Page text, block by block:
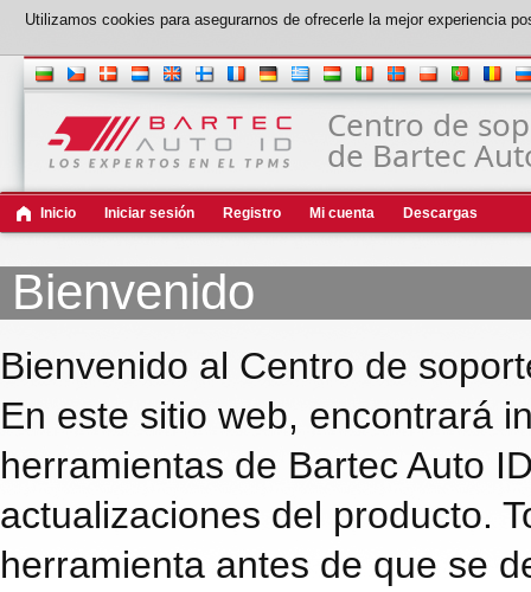
Utilizamos cookies para asegurarnos de ofrecerle la mejor experiencia
Centro de
de Bartec
Inicio Iniciar sesión Registro Mi cuenta Descargas
Bienvenido
Bienvenido al Centro de
En este sitio web, encontrará
herramientas de Bartec Auto
actualizaciones del producto.
herramienta antes de que se